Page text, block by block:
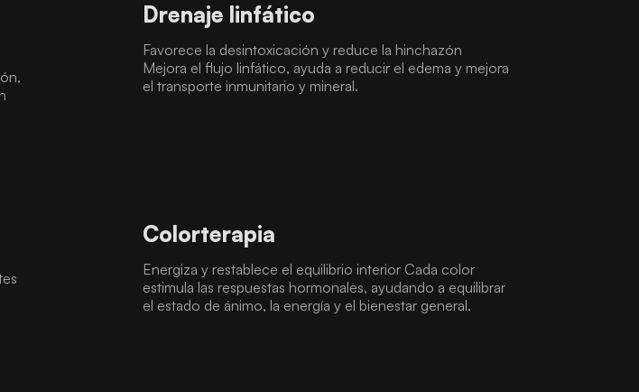
Drenaje linfático
Favorece la desintoxicación y reduce la hinchazón
Mejora el flujo linfático, ayuda a reducir el edema y mejora
el transporte inmunitario y mineral.
Colorterapia
Energiza y restablece el equilibrio interior Cada color
estimula las respuestas hormonales, ayudando a equilibrar
el estado de ánimo, la energía y el bienestar general.